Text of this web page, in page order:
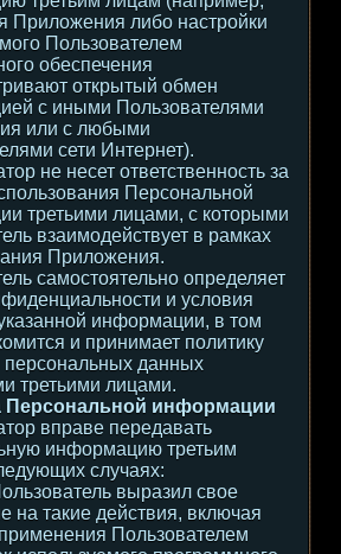
Приложения либо настройки
Пользователем
обеспечения
открытый обмен
с иными Пользователями
или с любыми
сети Интернет).
не несет ответственность за
Персональной
третьими лицами, с которыми
взаимодействует в рамках
Приложения.
самостоятельно определяет
и условия
информации, в том
и принимает политику
персональных данных
третьими лицами.
Персональной информации
вправе передавать
информацию третьим
случаях:
выразил свое
на такие действия, включая
Пользователем